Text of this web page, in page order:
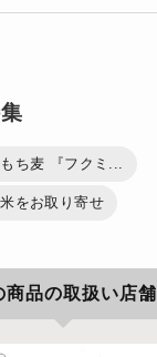
ち麦 『フクミ...
をお取り寄せ
商品の取扱い店舗